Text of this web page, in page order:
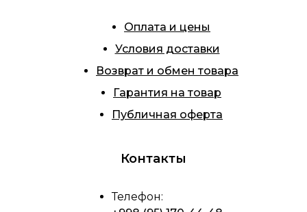
Оплата и цены
Условия доставки
Возврат и обмен товара
Гарантия на товар
Публичная оферта
Контакты
Телефон: